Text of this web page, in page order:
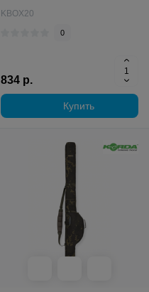
KBOX20
0
834 р.
Купить